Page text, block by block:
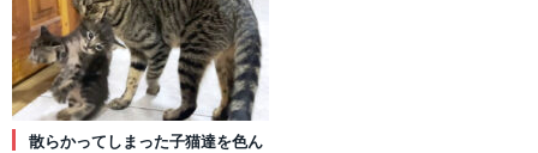
散らかってしまった子猫達を色ん